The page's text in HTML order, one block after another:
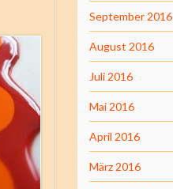
September 2016
August 2016
Juli 2016
Mai 2016
April 2016
März 2016